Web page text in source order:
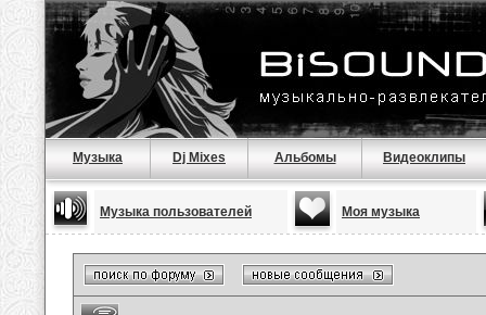
Музыка Dj Mixes Альбомы Видеоклипы
Музыка пользователей Моя музыка